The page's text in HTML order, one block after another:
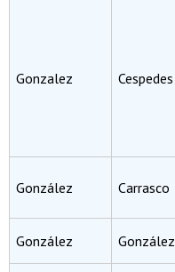
Gonzalez Cespedes
González Carrasco
González González